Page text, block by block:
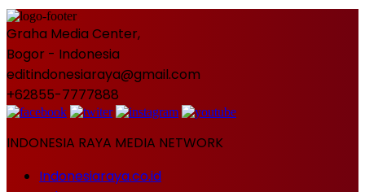
Graha Media Center,
Bogor - Indonesia
editindonesiaraya@gmail.com
+62855-7777888
INDONESIA RAYA MEDIA NETWORK
Indonesiaraya.co.id